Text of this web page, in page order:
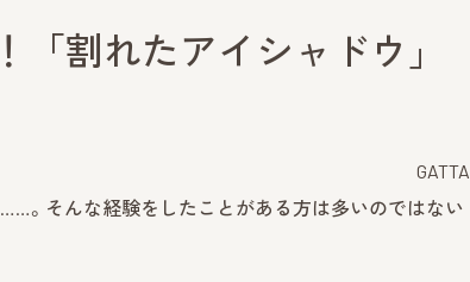
割れたアイシャドウ」
GATTA
。そんな経験をしたことがある方は多いのではない